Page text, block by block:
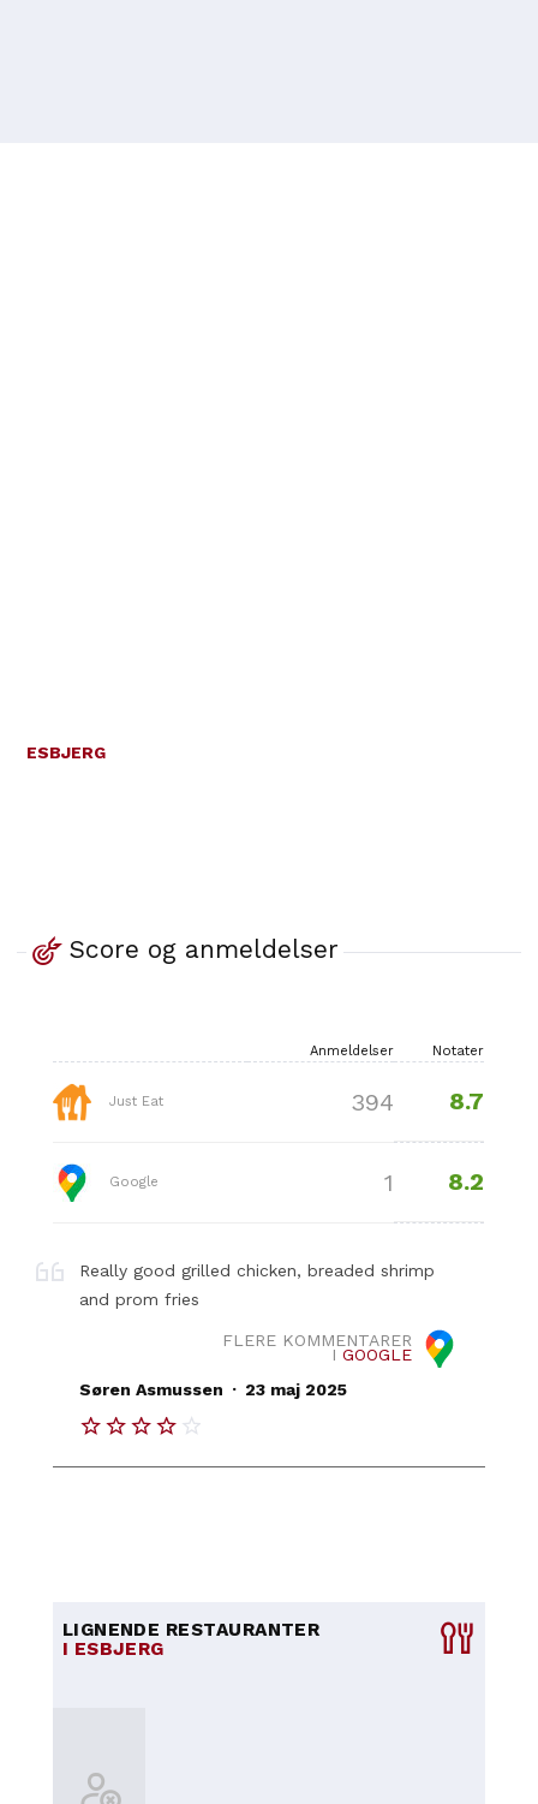
ESBJERG
Score og anmeldelser
Anmeldelser Notater
Just Eat 394 8.7
Google 1 8.2
Really good grilled chicken, breaded shrimp
and prom fries
FLERE KOMMENTARER
I GOOGLE
Søren Asmussen . 23 maj 2025
LIGNENDE RESTAURANTER
I ESBJERG